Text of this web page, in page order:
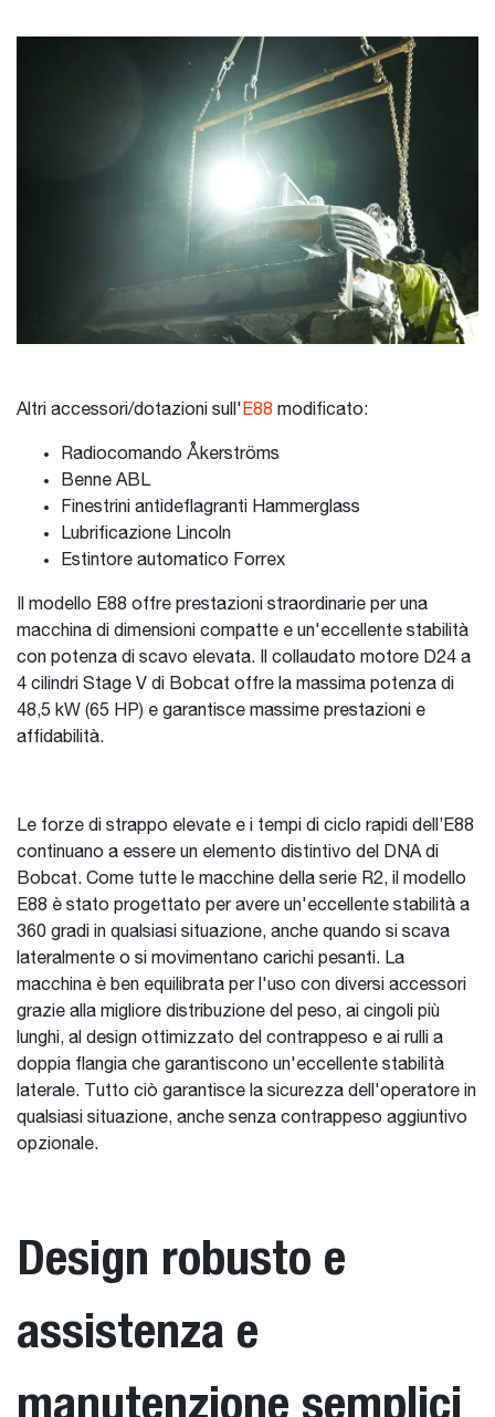
Altri accessori/dotazioni sull'E88 ​​​​​​​ modificato:
Radiocomando Åkerströms
Benne ABL
Finestrini antideflagranti Hammerglass
Lubrificazione Lincoln
Estintore automatico Forrex
Il modello E88 offre prestazioni straordinarie per una
macchina di dimensioni compatte e un'eccellente stabilità
con potenza di scavo elevata. Il collaudato motore D24 a
4 cilindri Stage V di Bobcat offre la massima potenza di
48,5 kW (65 HP) e garantisce massime prestazioni e
affidabilità.
Le forze di strappo elevate e i tempi di ciclo rapidi dell’E88
continuano a essere un elemento distintivo del DNA di
Bobcat. Come tutte le macchine della serie R2, il modello
E88 è stato progettato per avere un'eccellente stabilità a
360 gradi in qualsiasi situazione, anche quando si scava
lateralmente o si movimentano carichi pesanti. La
macchina è ben equilibrata per l'uso con diversi accessori
grazie alla migliore distribuzione del peso, ai cingoli più
lunghi, al design ottimizzato del contrappeso e ai rulli a
doppia flangia che garantiscono un'eccellente stabilità
laterale. Tutto ciò garantisce la sicurezza dell'operatore in
qualsiasi situazione, anche senza contrappeso aggiuntivo
opzionale.
Design robusto e
assistenza e
manutenzione semplici